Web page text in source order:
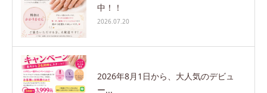
中！！
2026.07.20
2026年8月1日から、大人気のデビュ
ー...